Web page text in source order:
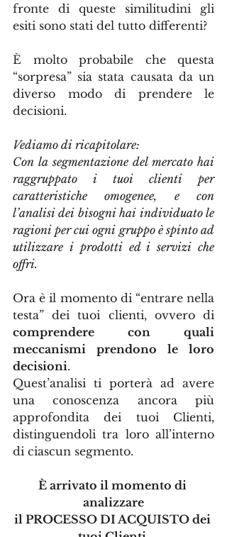
fronte di queste similitudini gli
esiti sono stati del tutto differenti?
È molto probabile che questa
“sorpresa” sia stata causata da un
diverso modo di prendere le
decisioni.
Vediamo di ricapitolare:
Con la segmentazione del mercato hai
raggruppato i tuoi clienti per
caratteristiche omogenee, e con
l’analisi dei bisogni hai individuato le
ragioni per cui ogni gruppo è spinto ad
utilizzare i prodotti ed i servizi che
offri.
Ora è il momento di “entrare nella
comprendere con quali
meccanismi prendono le loro
decisioni.
Quest’analisi ti porterà ad avere
una conoscenza ancora più
approfondita dei tuoi Clienti,
distinguendoli tra loro all’interno
di ciascun segmento.
È arrivato il momento di
analizzare
il PROCESSO DI ACQUISTO dei